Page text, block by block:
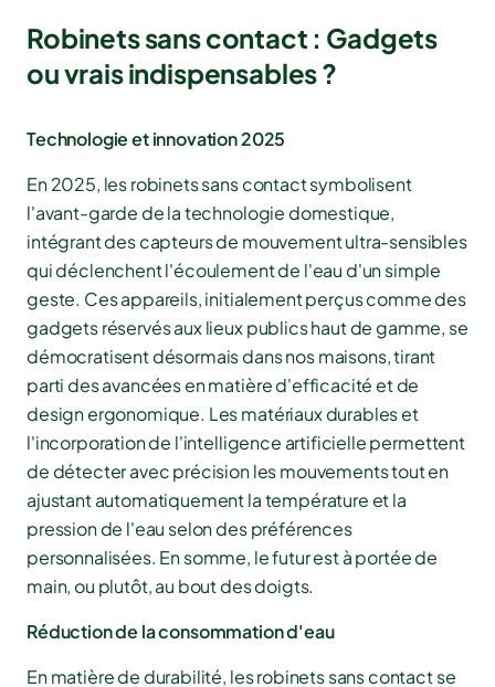
Robinets sans contact : Gadgets
ou vrais indispensables ?
Technologie et innovation 2025
En 2025, les robinets sans contact symbolisent
l'avant-garde de la technologie domestique,
intégrant des capteurs de mouvement ultra-sensibles
qui déclenchent l'écoulement de l'eau d'un simple
geste. Ces appareils, initialement perçus comme des
gadgets réservés aux lieux publics haut de gamme, se
démocratisent désormais dans nos maisons, tirant
parti des avancées en matière d'efficacité et de
design ergonomique. Les matériaux durables et
l'incorporation de l'intelligence artificielle permettent
de détecter avec précision les mouvements tout en
ajustant automatiquement la température et la
pression de l'eau selon des préférences
personnalisées. En somme, le futur est à portée de
main, ou plutôt, au bout des doigts.
Réduction de la consommation d'eau
En matière de durabilité, les robinets sans contact se